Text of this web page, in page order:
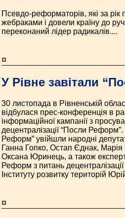
Псевдо-реформаторів, які за
жебраками і довели країну до
переконаний лідер радикалів....
¤
У Рівне завітали
30 листопада в Рівненській
відбулася прес-конференція в
інформаційної кампанії з
децентралізації “Посли
Реформ” увійшли народні
Ганна Гопко, Остап Єднак, Марія
Оксана Юринець, а також
Реформ з питань
Інституту розвитку територій
¤